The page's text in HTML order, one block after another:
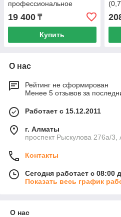
профессиональное
моющее средство
19 400 ₸
Купить
О нас
Рейтинг не сформирован
Менее 5 отзывов за
Работает с 15.12.2011
г. Алматы
проспект Рыскулова 276а/3,
Контакты
Сегодня работает с 08:00
Показать весь график
О нас